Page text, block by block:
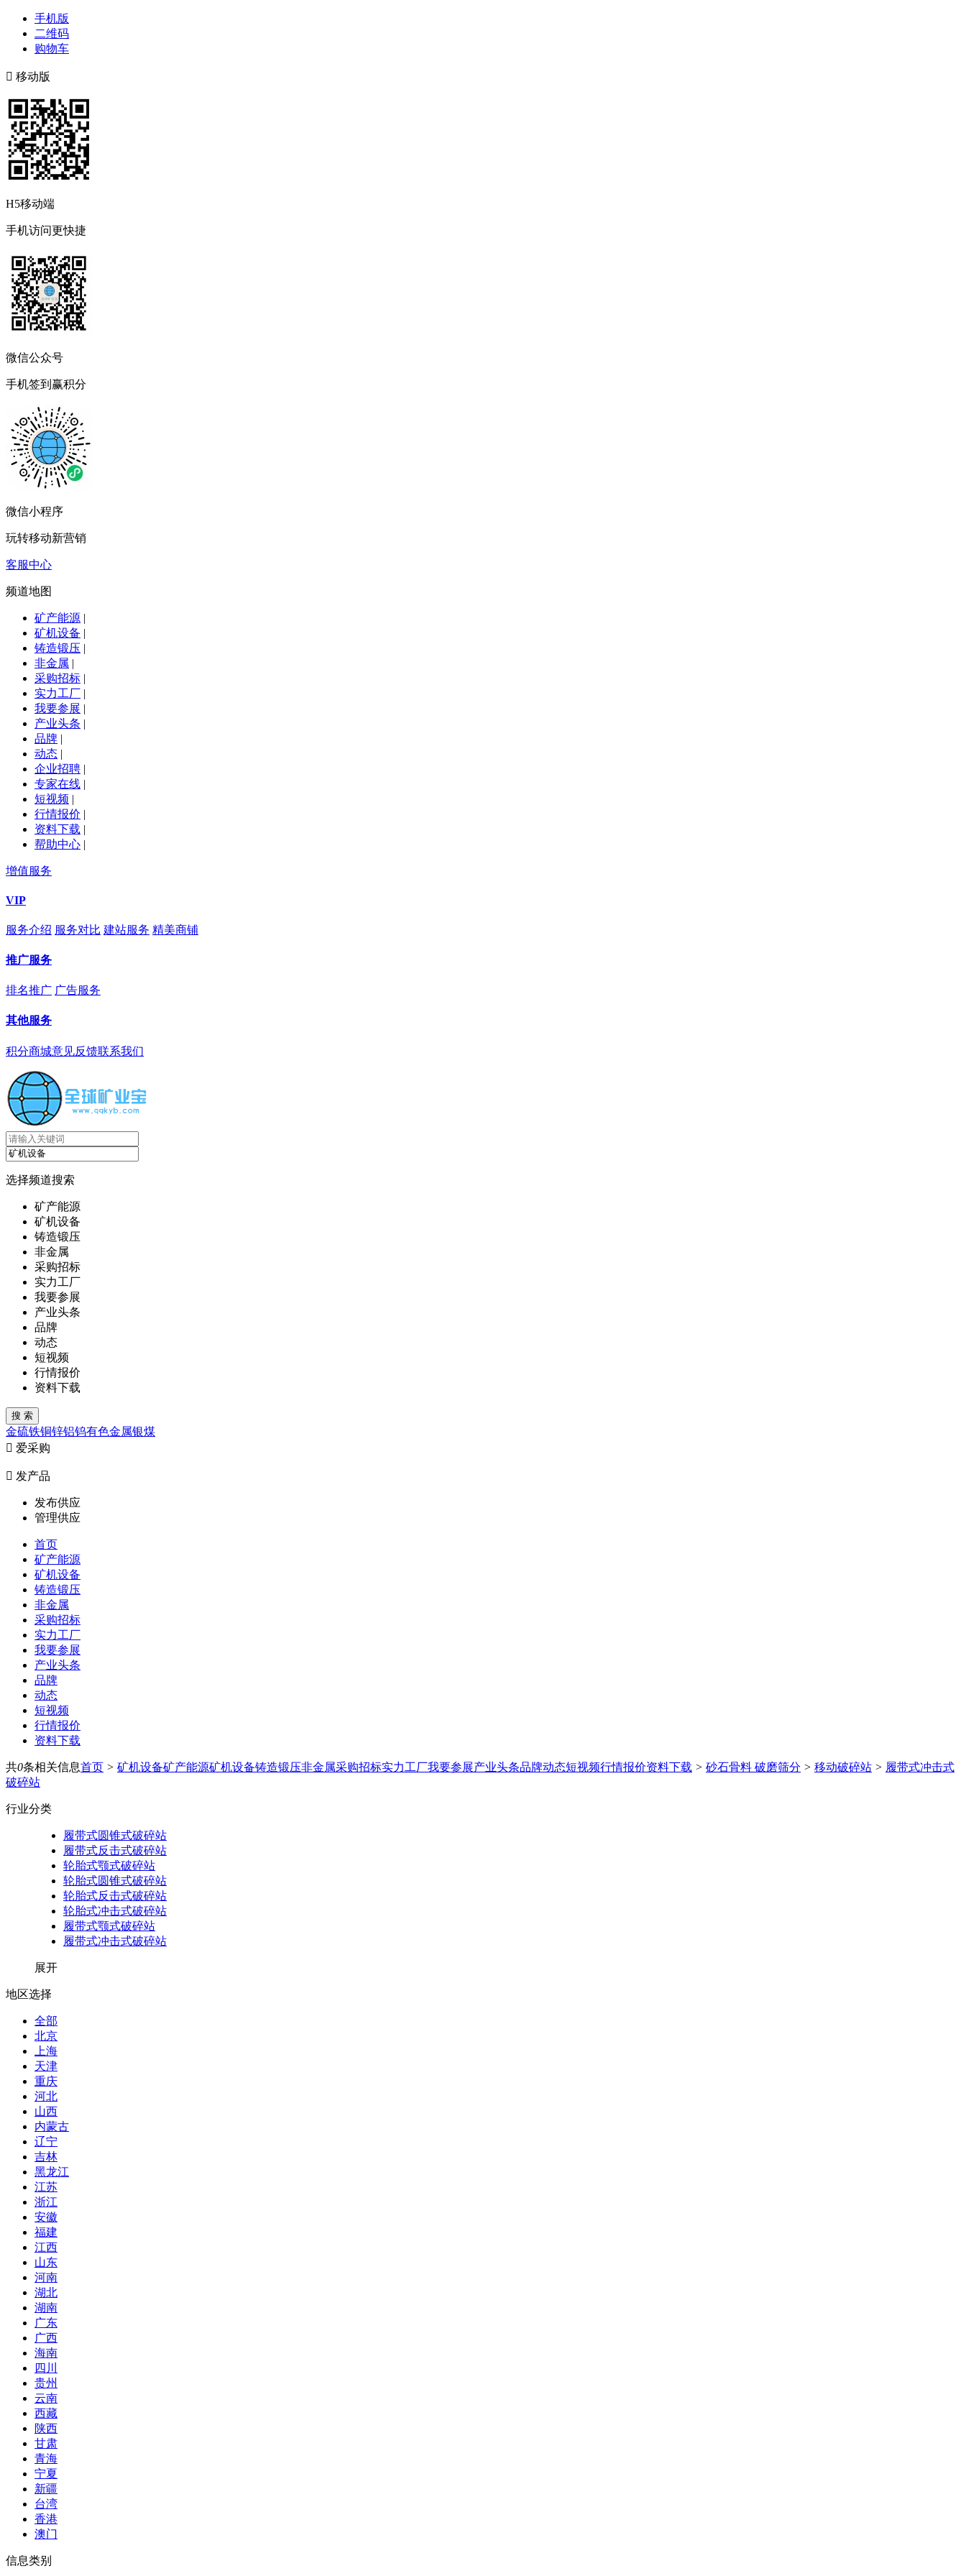
手机版
二维码
购物车
 移动版
H5移动端
手机访问更快捷
微信公众号
手机签到赢积分
微信小程序
玩转移动新营销
客服中心
频道地图
矿产能源 |
矿机设备 |
铸造锻压 |
非金属 |
采购招标 |
实力工厂 |
我要参展 |
产业头条 |
品牌 |
动态 |
企业招聘 |
专家在线 |
短视频 |
行情报价 |
资料下载 |
帮助中心 |
增值服务
VIP
服务介绍 服务对比 建站服务 精美商铺
推广服务
排名推广 广告服务
其他服务
积分商城意见反馈联系我们
选择频道搜索
矿产能源
矿机设备
铸造锻压
非金属
采购招标
实力工厂
我要参展
产业头条
品牌
动态
短视频
行情报价
资料下载
金硫铁铜锌铝钨有色金属银煤
 爱采购
 发产品
发布供应
管理供应
首页
矿产能源
矿机设备
铸造锻压
非金属
采购招标
实力工厂
我要参展
产业头条
品牌
动态
短视频
行情报价
资料下载
共0条相关信息首页 > 矿机设备矿产能源矿机设备铸造锻压非金属采购招标实力工厂我要参展产业头条品牌动态短视频行情报价资料下载 > 砂石骨料 破磨筛分 > 移动破碎站 > 履带式冲击式
破碎站
行业分类
履带式圆锥式破碎站
履带式反击式破碎站
轮胎式颚式破碎站
轮胎式圆锥式破碎站
轮胎式反击式破碎站
轮胎式冲击式破碎站
履带式颚式破碎站
履带式冲击式破碎站
展开
地区选择
全部
北京
上海
天津
重庆
河北
山西
内蒙古
辽宁
吉林
黑龙江
江苏
浙江
安徽
福建
江西
山东
河南
湖北
湖南
广东
广西
海南
四川
贵州
云南
西藏
陕西
甘肃
青海
宁夏
新疆
台湾
香港
澳门
信息类别